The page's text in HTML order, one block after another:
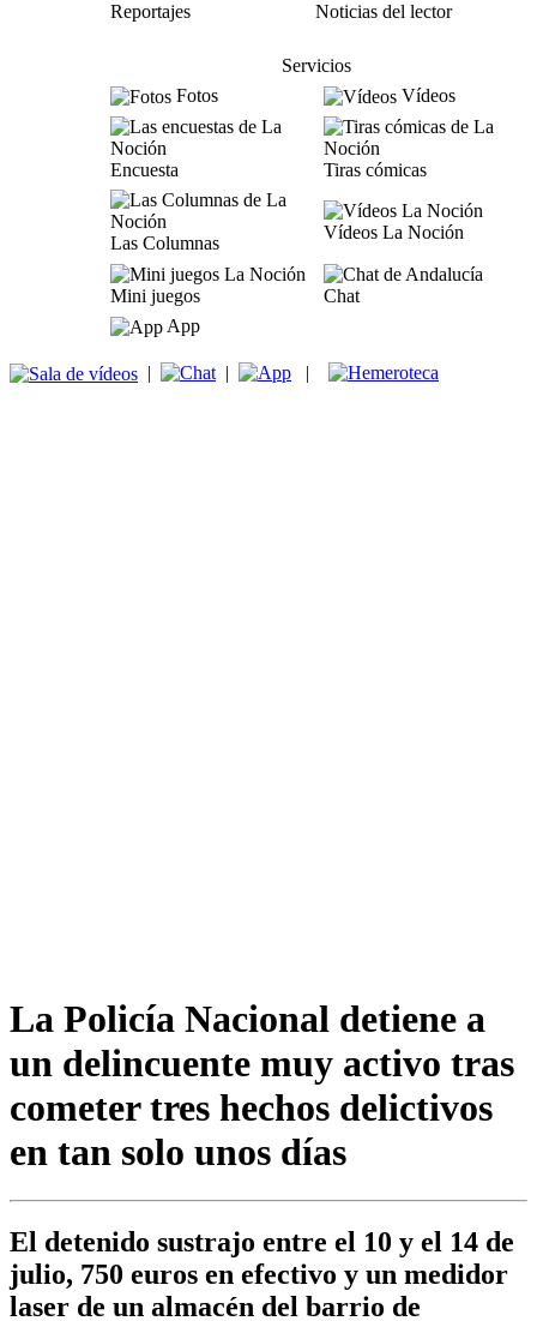
Reportajes
Noticias del lector
Servicios
Fotos
Vídeos
Encuesta Tiras cómicas
Las Columnas
Vídeos La Noción
Mini juegos
Chat
App
| | |
La Policía Nacional detiene a
un delincuente muy activo tras
cometer tres hechos delictivos
en tan solo unos días
El detenido sustrajo entre el 10 y el 14 de
julio, 750 euros en efectivo y un medidor
laser de un almacén del barrio de